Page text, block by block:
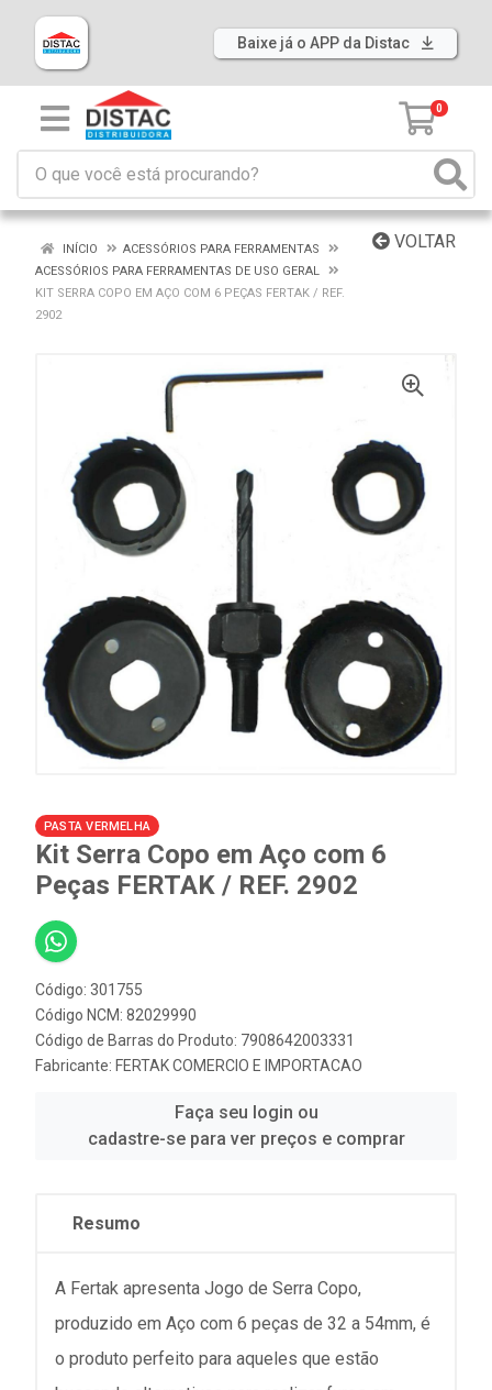
Baixe já o APP da Distac
0
VOLTAR
INÍCIO
ACESSÓRIOS PARA FERRAMENTAS
ACESSÓRIOS PARA FERRAMENTAS DE USO GERAL
KIT SERRA COPO EM AÇO COM 6 PEÇAS FERTAK / REF.
2902
PASTA VERMELHA
Kit Serra Copo em Aço com 6
Peças FERTAK / REF. 2902
Código: 301755
Código NCM: 82029990
Código de Barras do Produto: 7908642003331
Fabricante: FERTAK COMERCIO E IMPORTACAO
Faça seu login ou
cadastre-se para ver preços e comprar
Resumo
A Fertak apresenta Jogo de Serra Copo,
produzido em Aço com 6 peças de 32 a 54mm, é
o produto perfeito para aqueles que estão